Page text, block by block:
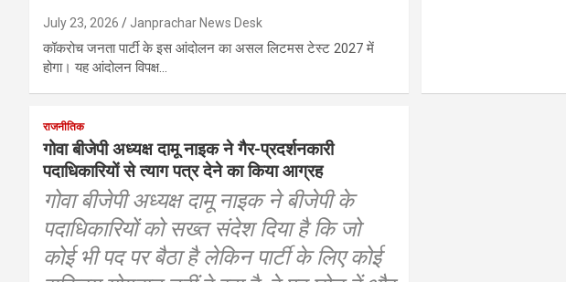
July 23, 2026 Janprachar News Desk
कॉकरोच जनता पार्टी के इस आंदोलन का असल लिटमस टेस्ट 2027 में
होगा। यह आंदोलन विपक्ष…
राजनीतिक
गोवा बीजेपी अध्यक्ष दामू नाइक ने गैर-प्रदर्शनकारी
पदाधिकारियों से त्याग पत्र देने का किया आग्रह
गोवा बीजेपी अध्यक्ष दामू नाइक ने बीजेपी के
पदाधिकारियों को सख्त संदेश दिया है कि जो
कोई भी पद पर बैठा है लेकिन पार्टी के लिए कोई